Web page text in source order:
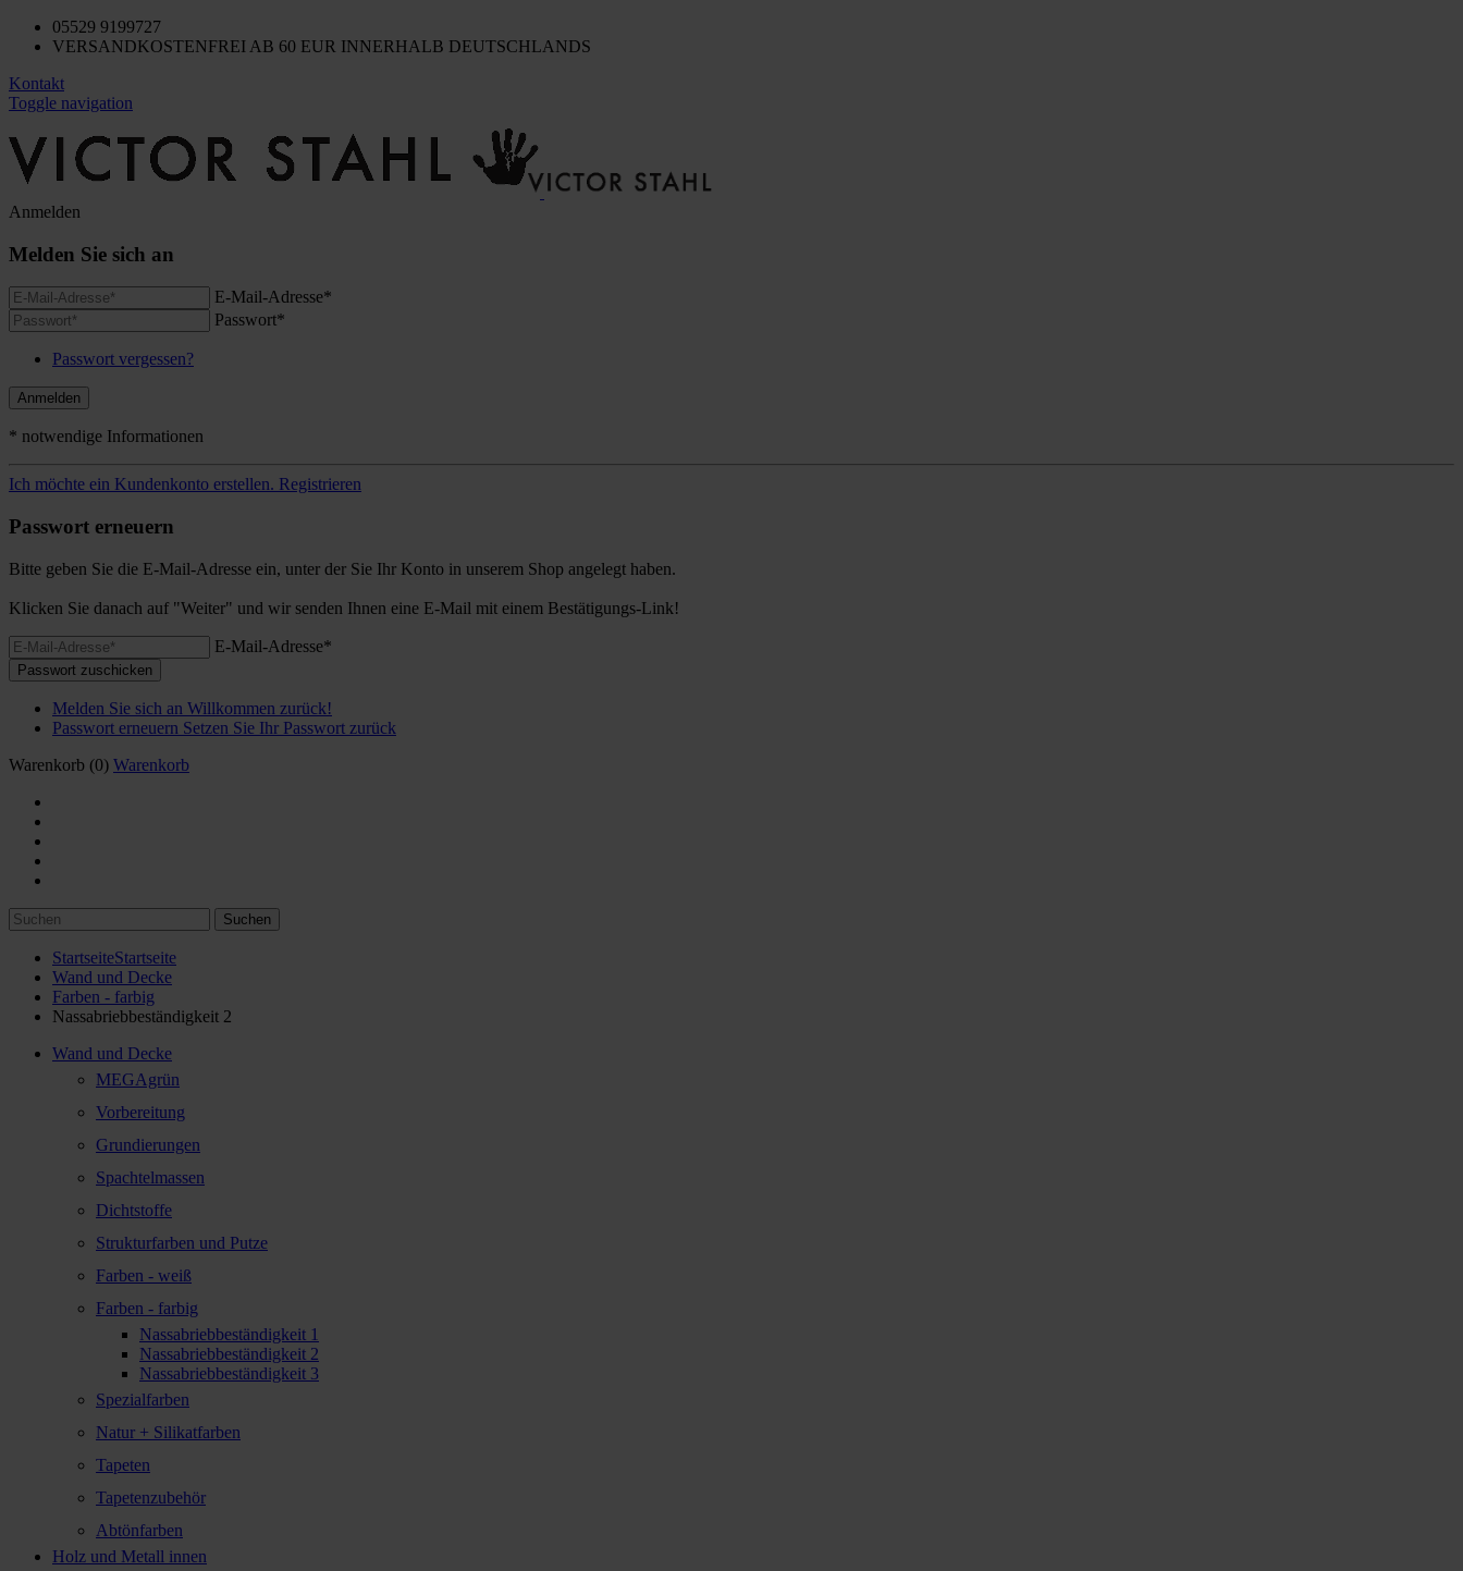
05529 9199727
VERSANDKOSTENFREI AB 60 EUR INNERHALB DEUTSCHLANDS
Kontakt
Toggle navigation
Anmelden
Melden Sie sich an
E-Mail-Adresse*
Passwort*
Passwort vergessen?
Anmelden
* notwendige Informationen
Ich möchte ein Kundenkonto erstellen. Registrieren
Passwort erneuern
Bitte geben Sie die E-Mail-Adresse ein, unter der Sie Ihr Konto in unserem Shop angelegt haben.
Klicken Sie danach auf "Weiter" und wir senden Ihnen eine E-Mail mit einem Bestätigungs-Link!
E-Mail-Adresse*
Passwort zuschicken
Melden Sie sich an Willkommen zurück!
Passwort erneuern Setzen Sie Ihr Passwort zurück
Warenkorb (0) Warenkorb
Suchen
StartseiteStartseite
Wand und Decke
Farben - farbig
Nassabriebbeständigkeit 2
Wand und Decke
MEGAgrün
Vorbereitung
Grundierungen
Spachtelmassen
Dichtstoffe
Strukturfarben und Putze
Farben - weiß
Farben - farbig
Nassabriebbeständigkeit 1
Nassabriebbeständigkeit 2
Nassabriebbeständigkeit 3
Spezialfarben
Natur + Silikatfarben
Tapeten
Tapetenzubehör
Abtönfarben
Holz und Metall innen